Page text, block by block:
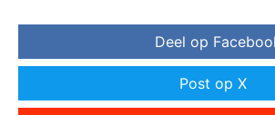
Deel op
Post op X